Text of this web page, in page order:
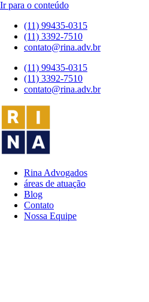
Ir para o conteúdo
(11) 99435-0315
(11) 3392-7510
contato@rina.adv.br
(11) 99435-0315
(11) 3392-7510
contato@rina.adv.br
Rina Advogados
áreas de atuação
Blog
Contato
Nossa Equipe